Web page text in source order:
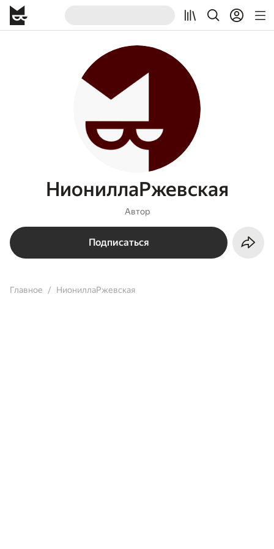
НиониллаРжевская
Автор
Подписаться
Главное НиониллаРжевская